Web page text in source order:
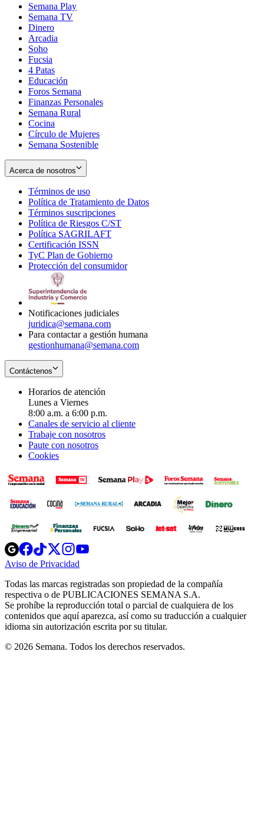
Semana Play
Semana TV
Dinero
Arcadia
Soho
in
new
window
Fucsia
in
new
window
4 Patas
Educación
Foros Semana
Finanzas Personales
Semana Rural
Cocina
Círculo de Mujeres
Semana Sostenible
Acerca de nosotros
Términos de uso
in
new
window
Política de Tratamiento de Datos
Términos suscripciones
in
Política de Riesgos C/ST
Política SAGRILAFT
new
window
Certificación ISSN
in
new
TyC Plan de Gobierno
in
Protección del consumidorOpens
Notificaciones judiciales
juridica@semana.com
Para contactar a gestión humana
gestionhumana@semana.com
Contáctenos
Horarios de atención
Lunes a Viernes
8:00 a.m. a 6:00 p.m.
Canales de servicio al cliente
Trabaje con nosotros
Paute con nosotros
Cookies
Opens
in
new
Opens
in
new
Opens
in
new
window
Opens
new
windowwindow
Aviso de Privacidad
new
window
Todas las marcas registradas son propiedad de la compañía
respectiva o de PUBLICACIONES SEMANA S.A.
Se prohíbe la reproducción total o parcial de cualquiera de los
contenidos que aquí aparezca, así como su traducción a cualquier
idioma sin autorización escrita por su titular.
© 2026 Semana. Todos los derechos reservados.